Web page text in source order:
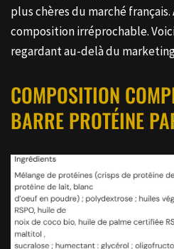
plus chères du marché
composition irréprochable.
regardant au-delà du
COMPOSITION
BARRE PROTÉINE